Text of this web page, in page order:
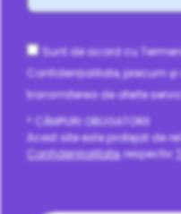
* CÂMPURI OBLIGATORII
Acest site este protejat de
Confidențialitate, respectiv
Consent
Sunt de acord cu
Confidențialitate, precum
transmiterea de oferte